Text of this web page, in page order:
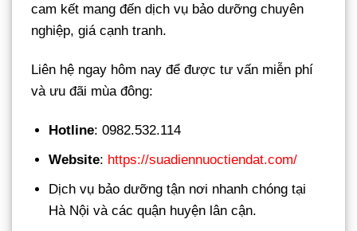
cam kết mang đến dịch vụ bảo dưỡng chuyên
nghiệp, giá cạnh tranh.
Liên hệ ngay hôm nay để được tư vấn miễn phí
và ưu đãi mùa đông:
Hotline: 0982.532.114
Website: https://suadiennuoctiendat.com/
Dịch vụ bảo dưỡng tận nơi nhanh chóng tại
Hà Nội và các quận huyện lân cận.